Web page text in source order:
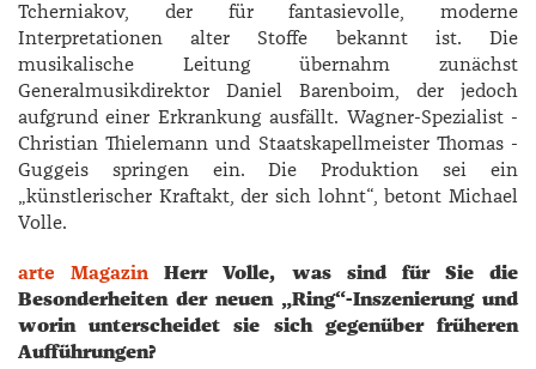
Tcherniakov, der für fantasievolle, moderne
Interpretationen alter Stoffe bekannt ist. Die
musikalische Leitung übernahm zunächst
Generalmusikdirektor ­Daniel ­Barenboim, der jedoch
aufgrund einer Erkrankung ausfällt. Wagner-­Spezialist ­
Christian ­Thielemann und Staatskapellmeister ­Thomas ­
Guggeis springen ein. Die Produktion sei ein
„künstlerischer Kraftakt, der sich lohnt“, betont ­Michael
Volle.
arte Magazin Herr Volle, was sind für Sie die
Besonder­heiten der neuen „Ring“-Inszenierung und
worin unterscheidet sie sich gegenüber früheren
Aufführungen?